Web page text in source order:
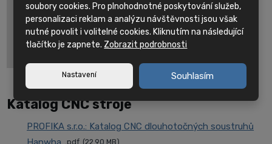
Katalog CNC stroje
PROFIKA s.r.o.: Katalog CNC dlouhotočných soustruhů
Hanwha
pdf 22.90 MB
soubory cookies. Pro plnohodnotné poskytování služeb,
personalizaci reklam a analýzu návštěvnosti jsou však
nutné povolit i volitelné cookies. Kliknutím na následující
tlačítko je zapnete. Zobrazit podrobnosti
Nastavení Souhlasím